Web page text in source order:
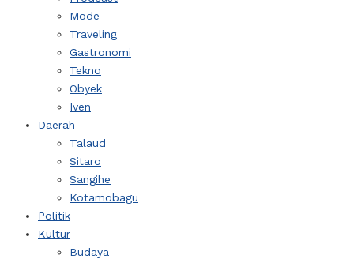
Mode
Traveling
Gastronomi
Tekno
Obyek
Iven
Daerah
Talaud
Sitaro
Sangihe
Kotamobagu
Politik
Kultur
Budaya